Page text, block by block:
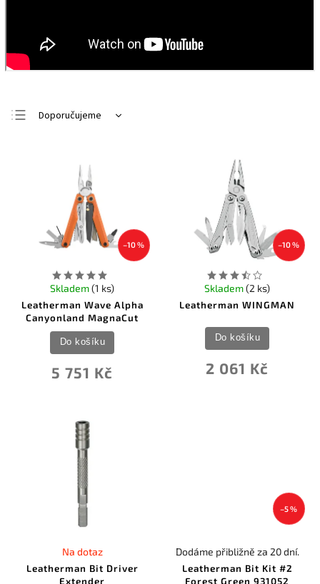
Doporučujeme
Nejprodávanější
Abecedně
–10 %
Leatherman Wave Alpha
Canyonland MagnaCut
Skladem(1 ks)
5 751 Kč
Do košíku
–10 %
Leatherman WINGMAN
Skladem(2 ks)
2 061 Kč
Do košíku
Leatherman Bit Driver
Extender
Na dotaz
–5 %
Leatherman Bit Kit #2
Forest Green 931052
Dodáme přibližně za 20 dní.